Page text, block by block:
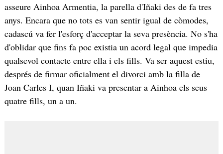
asseure Ainhoa Armentia, la parella d'Iñaki des de fa tres
anys. Encara que no tots es van sentir igual de còmodes,
cadascú va fer l'esforç d'acceptar la seva presència. No s'ha
d'oblidar que fins fa poc existia un acord legal que impedia
qualsevol contacte entre ella i els fills. Va ser aquest estiu,
després de firmar oficialment el divorci amb la filla de
Joan Carles I, quan Iñaki va presentar a Ainhoa els seus
quatre fills, un a un.